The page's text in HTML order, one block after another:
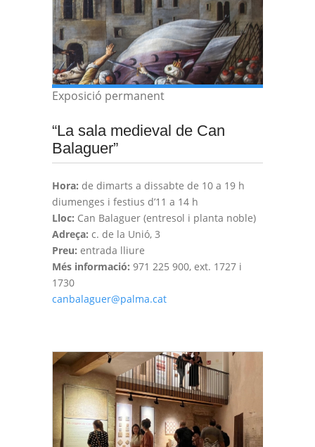
Exposició permanent
“La sala medieval de Can
Balaguer”
Hora: de dimarts a dissabte de 10 a 19 h
diumenges i festius d’11 a 14 h
Lloc: Can Balaguer (entresol i planta noble)
Adreça: c. de la Unió, 3
Preu: entrada lliure
Més informació: 971 225 900, ext. 1727 i
1730
canbalaguer@palma.cat